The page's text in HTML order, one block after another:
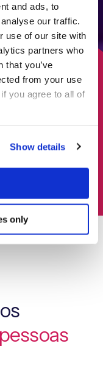
and ads, to
our traffic.
use of our site with
partners who
that you’ve
from your use
you agree to all of
Show details
only
(SLA)
seu projeto
e
à nossa
trabalhará em
rápida